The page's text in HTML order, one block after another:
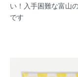
い！入手困難な富山
です